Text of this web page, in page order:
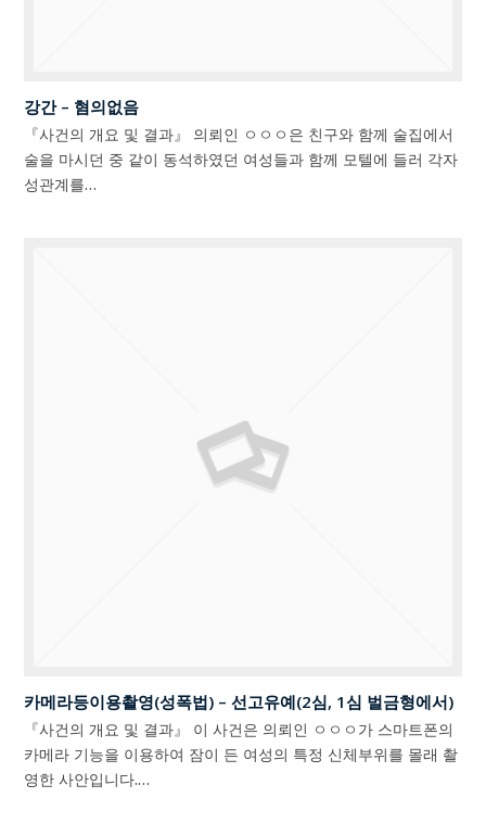
강간 – 혐의없음
『사건의 개요 및 결과』 의뢰인 ㅇㅇㅇ은 친구와 함께 술집에서
술을 마시던 중 같이 동석하였던 여성들과 함께 모텔에 들러 각자
성관계를…
카메라등이용촬영(성폭법) – 선고유예(2심, 1심 벌금형에서)
『사건의 개요 및 결과』 이 사건은 의뢰인 ㅇㅇㅇ가 스마트폰의
카메라 기능을 이용하여 잠이 든 여성의 특정 신체부위를 몰래 촬
영한 사안입니다.…